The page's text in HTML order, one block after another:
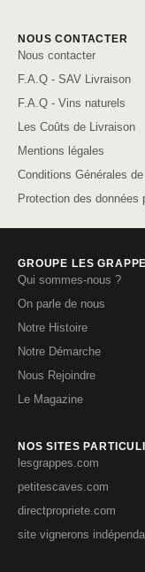
NOUS CONTACTER
Nous contacter
F.A.Q - SAV Livraison
F.A.Q - Vins naturels
Les Coûts de Livraison
Mentions légales
Conditions Générales
Protection des données
GROUPE LES
Qui sommes-nous ?
On parle de nous
Notre Histoire
Notre Démarche
Nous Rejoindre
Le Magazine
NOS SITES
lesgrappes.com
petitescaves.com
directpropriete.com
site vignerons